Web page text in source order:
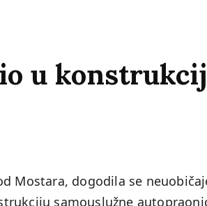
u
Mostara, dogodila se
samouslužne